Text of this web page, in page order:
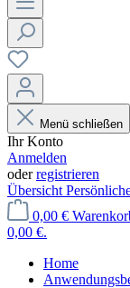
Menü schließen
Ihr Konto
Anmelden
oderregistrieren
Übersicht
0,00 €
0,00 €.
Home